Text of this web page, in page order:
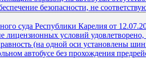
безопасности, не
суда Республики Карелия от
лицензионных условий
(на одной оси установлены
автобусе без прохождения